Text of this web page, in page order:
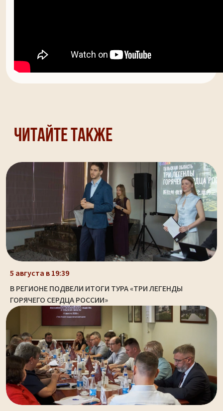
Читайте также
5 августа в 19:39
В РЕГИОНЕ ПОДВЕЛИ ИТОГИ ТУРА «ТРИ ЛЕГЕНДЫ
ГОРЯЧЕГО СЕРДЦА РОССИИ»